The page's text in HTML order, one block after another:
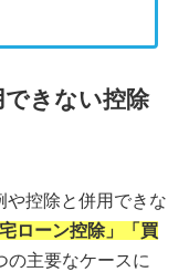
きない控除
や控除と併用できな
宅ローン控除」「買
の主要なケースに